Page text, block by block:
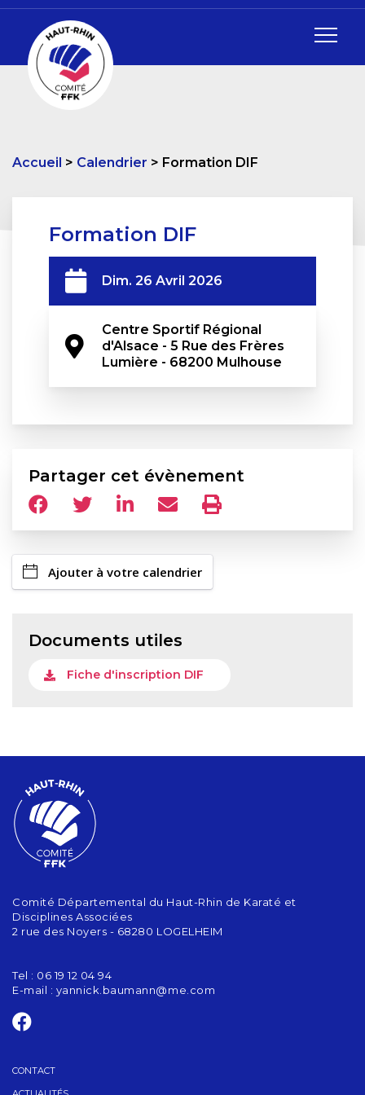
Accueil Calendrier Formation DIF
Formation DIF
Dim. 26 Avril 2026
Centre Sportif Régional
d'Alsace - 5 Rue des Frères
Lumière - 68200 Mulhouse
Partager cet évènement
Ajouter à votre calendrier
Documents utiles
Fiche d'inscription DIF
Comité Départemental du Haut-Rhin de Karaté et
Disciplines Associées
2 rue des Noyers - 68280 LOGELHEIM
Tel : 06 19 12 04 94
E-mail : yannick.baumann@me.com
CONTACT